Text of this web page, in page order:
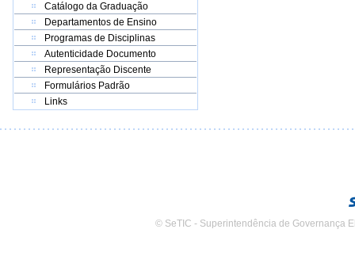
Catálogo da Graduação
Departamentos de Ensino
Programas de Disciplinas
Autenticidade Documento
Representação Discente
Formulários Padrão
Links
© SeTIC - Superintendência de Governança